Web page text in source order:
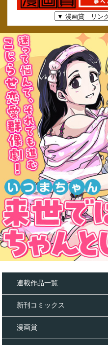
連載作品一覧
新刊コミックス
漫画賞